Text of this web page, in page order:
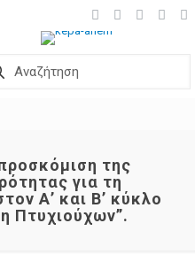
της
για τη
Α’ και Β’ κύκλο
Πτυχιούχων”.